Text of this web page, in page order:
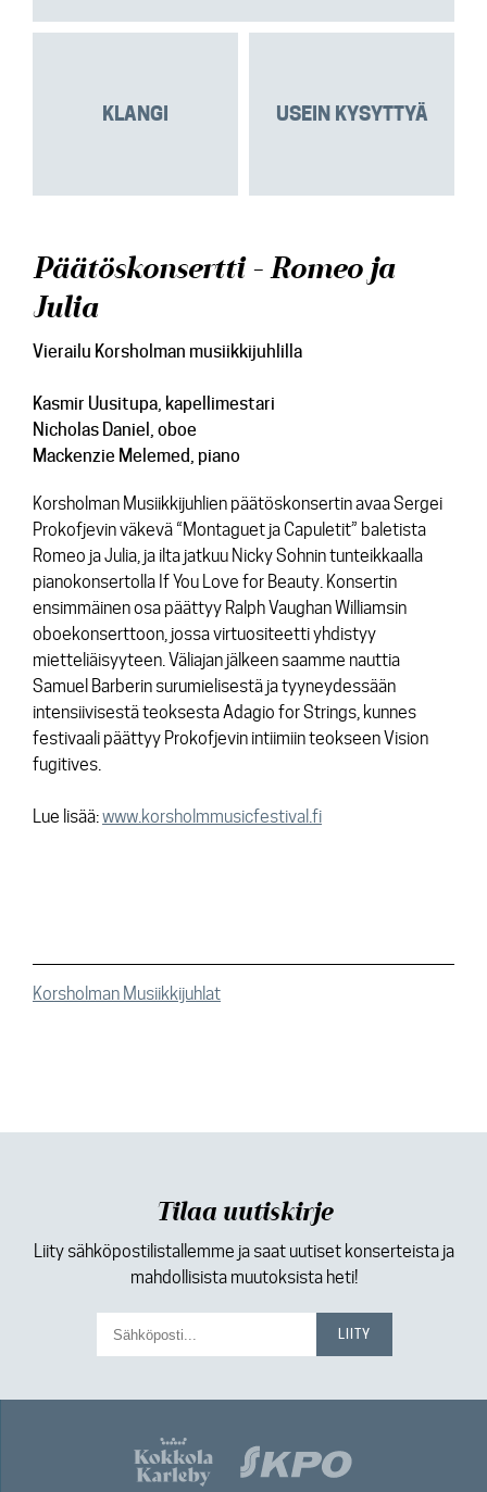
KLANGI USEIN KYSYTTYÄ
Päätöskonsertti - Romeo ja
Julia
Vierailu Korsholman musiikkijuhlilla
Kasmir Uusitupa, kapellimestari
Nicholas Daniel, oboe
Mackenzie Melemed, piano
Korsholman Musiikkijuhlien päätöskonsertin avaa Sergei
Prokofjevin väkevä “Montaguet ja Capuletit” baletista
Romeo ja Julia, ja ilta jatkuu Nicky Sohnin tunteikkaalla
pianokonsertolla If You Love for Beauty. Konsertin
ensimmäinen osa päättyy Ralph Vaughan Williamsin
oboekonserttoon, jossa virtuositeetti yhdistyy
mietteliäisyyteen. Väliajan jälkeen saamme nauttia
Samuel Barberin surumielisestä ja tyyneydessään
intensiivisestä teoksesta Adagio for Strings, kunnes
festivaali päättyy Prokofjevin intiimiin teokseen Vision
fugitives.
Lue lisää:www.korsholmmusicfestival.fi
Korsholman Musiikkijuhlat
Tilaa uutiskirje
Liity sähköpostilistallemme ja saat uutiset konserteista ja
mahdollisista muutoksista heti!